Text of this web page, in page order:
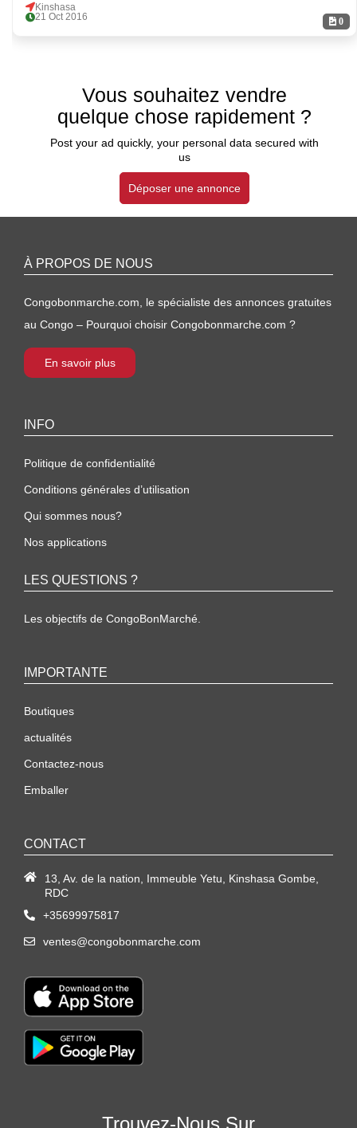
0
Kinshasa
21 Oct 2016
Vous souhaitez vendre
quelque chose rapidement ?
Post your ad quickly, your personal data secured with
us
Déposer une annonce
À PROPOS DE NOUS
Congobonmarche.com, le spécialiste des annonces gratuites
au Congo – Pourquoi choisir Congobonmarche.com ?
En savoir plus
INFO
Politique de confidentialité
Conditions générales d’utilisation
Qui sommes nous?
Nos applications
LES QUESTIONS ?
Les objectifs de CongoBonMarché.
IMPORTANTE
Boutiques
actualités
Contactez-nous
Emballer
CONTACT
13, Av. de la nation, Immeuble Yetu, Kinshasa Gombe,
RDC
+35699975817
ventes@congobonmarche.com
Trouvez-Nous Sur